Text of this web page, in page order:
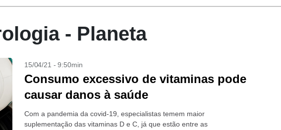
- Planeta
15/04/21 - 9:50min
Consumo excessivo de vitaminas pode
causar danos à saúde
Com a pandemia da covid-19, especialistas temem maior
suplementação das vitaminas D e C, já que estão entre as